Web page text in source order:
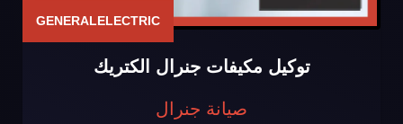
GENERALELECTRIC
توكيل مكيفات جنرال الكتريك
صيانة جنرال